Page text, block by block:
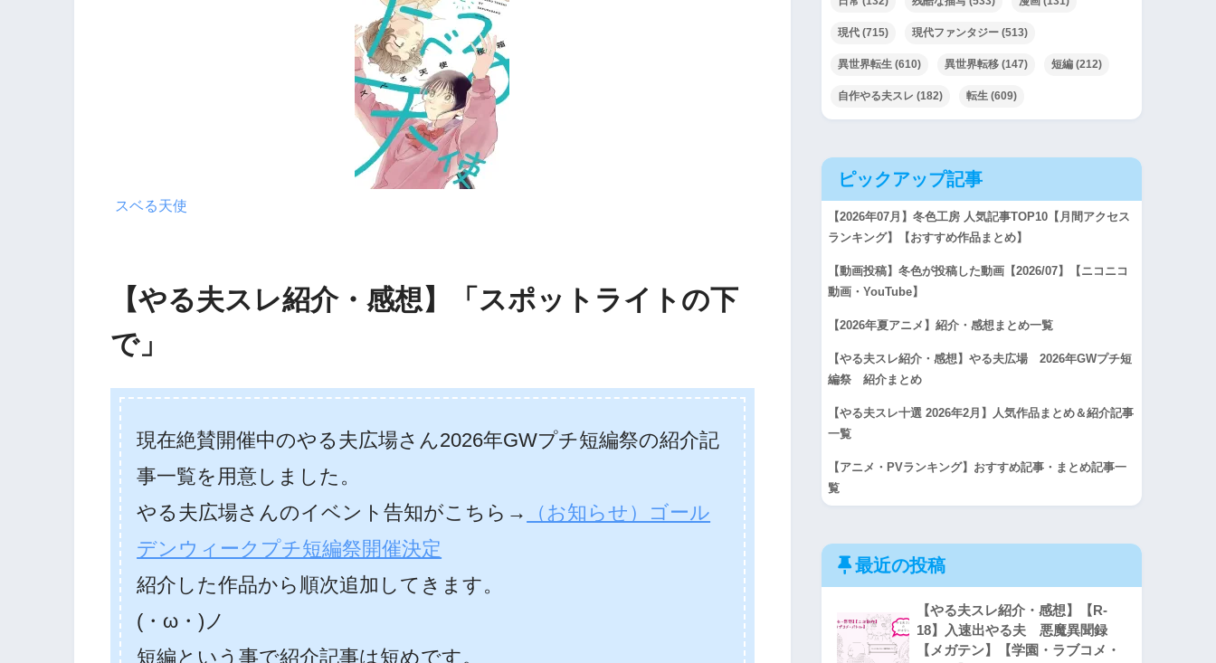
スベる天使
【やる夫スレ紹介・感想】「スポットライトの下
で」
現在絶賛開催中のやる夫広場さん2026年GWプチ短編祭の紹介記
事一覧を用意しました。
やる夫広場さんのイベント告知がこちら→
（お知らせ）ゴール
デンウィークプチ短編祭開催決定
紹介した作品から順次追加してきます。
(・ω・)ノ
短編という事で紹介記事は短めです。
現代 (715) 現代ファンタジー (513)
異世界転生 (610) 異世界転移 (147) 短編 (212)
自作やる夫スレ (182) 転生 (609)
ピックアップ記事
【2026年07月】冬色工房 人気記事TOP10【月間アクセス
ランキング】【おすすめ作品まとめ】
【動画投稿】冬色が投稿した動画【2026/07】【ニコニコ
動画・YouTube】
【2026年夏アニメ】紹介・感想まとめ一覧
【やる夫スレ紹介・感想】やる夫広場 2026年GWプチ短
編祭 紹介まとめ
【やる夫スレ十選 2026年2月】人気作品まとめ＆紹介記事
一覧
【アニメ・PVランキング】おすすめ記事・まとめ記事一
覧
最近の投稿
【やる夫スレ紹介・感想】【R-
18】入速出やる夫 悪魔異聞録
【メガテン】【学園・ラブコメ・